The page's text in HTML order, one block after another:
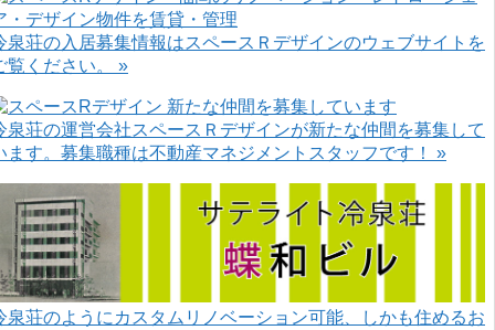
泉荘の入居募集情報はスペースＲデザインのウェブサイトを
覧ください。 »
泉荘の運営会社スペースＲデザインが新たな仲間を募集して
ます。募集職種は不動産マネジメントスタッフです！ »
泉荘のようにカスタムリノベーション可能、しかも住めるお